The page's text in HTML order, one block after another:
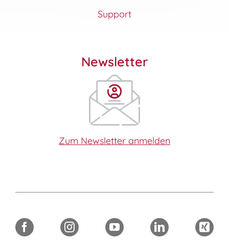
Support
Newsletter
Zum Newsletter anmelden